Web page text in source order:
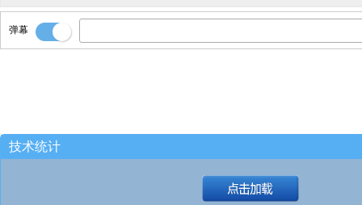
时间走完！！
炸鸡
贝茨上一个空篮！！[华盛顿神秘人90-
炸鸡 还打么！！
炸鸡 12秒！！
弹幕
技术统计